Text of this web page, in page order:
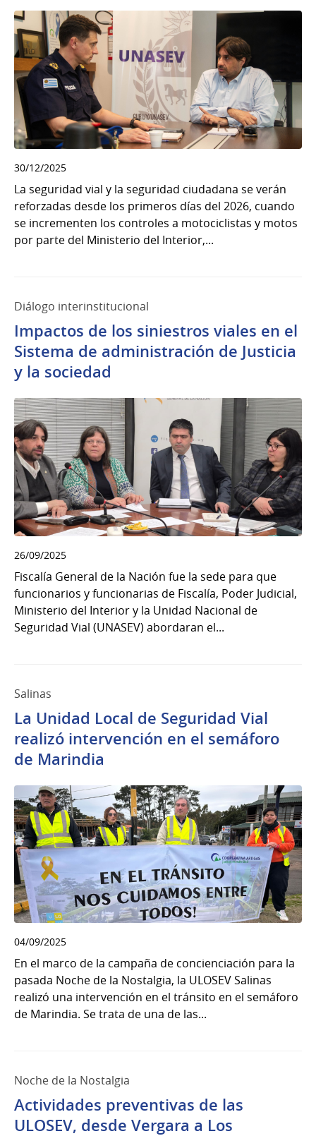
30/12/2025
La seguridad vial y la seguridad ciudadana se verán
reforzadas desde los primeros días del 2026, cuando
se incrementen los controles a motociclistas y motos
por parte del Ministerio del Interior,...
Diálogo interinstitucional
Impactos de los siniestros viales en el
Sistema de administración de Justicia
y la sociedad
26/09/2025
Fiscalía General de la Nación fue la sede para que
funcionarios y funcionarias de Fiscalía, Poder Judicial,
Ministerio del Interior y la Unidad Nacional de
Seguridad Vial (UNASEV) abordaran el...
Salinas
La Unidad Local de Seguridad Vial
realizó intervención en el semáforo
de Marindia
04/09/2025
En el marco de la campaña de concienciación para la
pasada Noche de la Nostalgia, la ULOSEV Salinas
realizó una intervención en el tránsito en el semáforo
de Marindia. Se trata de una de las...
Noche de la Nostalgia
Actividades preventivas de las
ULOSEV, desde Vergara a Los